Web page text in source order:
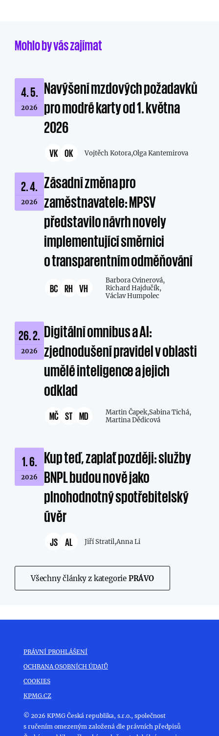
Mohlo by vás zajímat
4. 5.
2026
Navýšení mzdových požadavků
pro modré karty od 1. května
2026
VK OK Vojtěch Kotora,Olga Kantemirova
2. 4.
2026
Zásadní změna pro
zaměstnavatele: MPSV
představilo návrh novely
implementující směrnici
o transparentním odměňování
BC RH VH
Barbora Cvinerová,
Richard Hajdučík,
Václav Humpolec
26. 2.
2026
Digitální omnibus a AI:
zjednodušení pravidel v oblasti
umělé inteligence a jejich
odklad
MČ ST MD Martin Čapek,Sabina Tichá,
Martina Dědicová
1. 6.
2026
Kup teď, zaplať později: služby
BNPL budou nově jako
plnohodnotný spotřebitelský
úvěr
JS AL Jiří Stratil,Anna Li
Všechny články z kategorie PRÁVO
PRÁVNÍ PROHLÁŠENÍ
OCHRANA OSOBNÍCH ÚDAJŮ
COOKIES
KPMG.CZ
© 2026 KPMG Česká republika, s.r.o., společnost
s ručením omezeným založená dle právních předpisů